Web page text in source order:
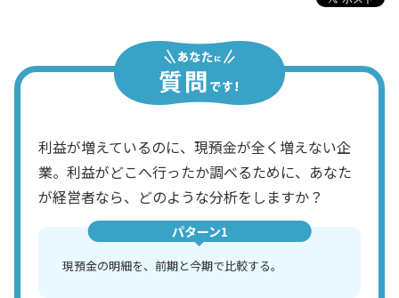
利益が増えているのに、現預金が全く増えない企
業。利益がどこへ行ったか調べるために、あなた
が経営者なら、どのような分析をしますか？
パターン1
現預金の明細を、前期と今期で比較する。